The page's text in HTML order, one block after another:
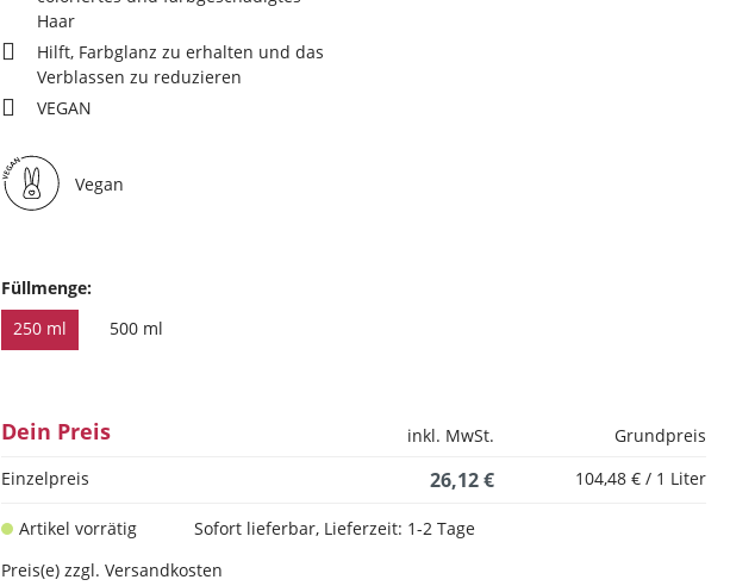
Haar
Hilft, Farbglanz zu erhalten und das
Verblassen zu reduzieren
VEGAN
Vegan
Füllmenge:
250 ml
500 ml
Dein Preis inkl. MwSt.
Grundpreis
Einzelpreis
26,12 € 104,48 € / 1 Liter
Artikel vorrätig
Sofort lieferbar, Lieferzeit: 1-2 Tage
Preis(e) zzgl. Versandkosten